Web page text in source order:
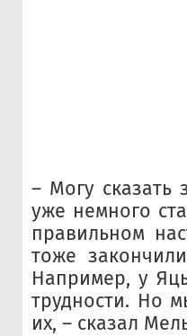
– Могу сказать
уже немного
правильном
тоже
Например, у
трудности. Но
их, – сказал